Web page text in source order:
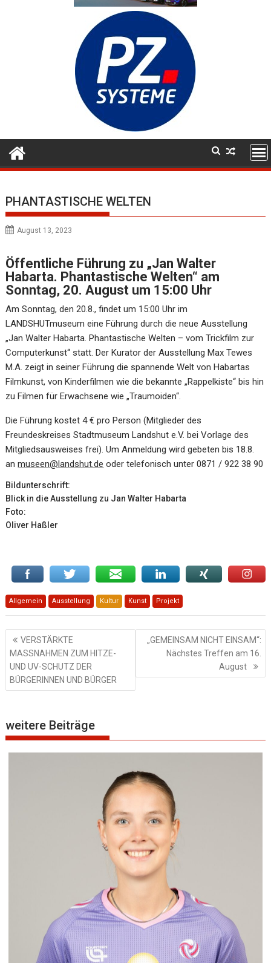
PHANTASTISCHE WELTEN
August 13, 2023
Öffentliche Führung zu „Jan Walter
Habarta. Phantastische Welten“ am
Sonntag, 20. August um 15:00 Uhr
Am Sonntag, den 20.8., findet um 15:00 Uhr im
LANDSHUTmuseum eine Führung durch die neue Ausstellung
„Jan Walter Habarta. Phantastische Welten – vom Trickfilm zur
Computerkunst“ statt. Der Kurator der Ausstellung Max Tewes
M.A. zeigt in seiner Führung die spannende Welt von Habartas
Filmkunst, von Kinderfilmen wie die bekannte „Rappelkiste“ bis hin
zu Filmen für Erwachsene wie „Traumoiden“.
Die Führung kostet 4 € pro Person (Mitglieder des
Freundeskreises Stadtmuseum Landshut e.V. bei Vorlage des
Mitgliedsausweises frei). Um Anmeldung wird gebeten bis 18.8.
anmuseen@landshut.de oder telefonisch unter 0871 / 922 38 90
Bildunterschrift:
Blick in die Ausstellung zu Jan Walter Habarta
Foto:
Oliver Haßler
Allgemein Ausstellung Kultur Kunst Projekt
Beitragsnavigation
VERSTÄRKTE
MASSNAHMEN ZUM HITZE-
UND UV-SCHUTZ DER
BÜRGERINNEN UND BÜRGER
„GEMEINSAM NICHT EINSAM“:
Nächstes Treffen am 16.
August
weitere Beiträge